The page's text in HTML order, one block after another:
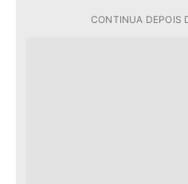
CONTINUA DEPOIS